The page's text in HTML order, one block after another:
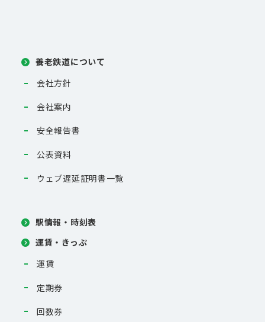
養老鉄道について
会社方針
会社案内
安全報告書
公表資料
ウェブ遅延証明書一覧
駅情報・時刻表
運賃・きっぷ
運賃
定期券
回数券